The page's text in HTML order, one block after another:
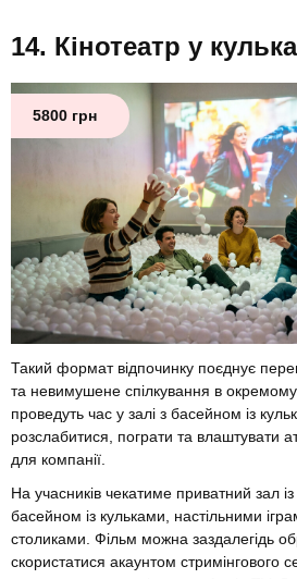
Кінотеатр у
5800 грн
Такий формат відпочинку поєднує
та невимушене спілкування в окремому
проведуть час у залі з басейном із
розслабитися, пограти та влаштувати
для компанії.
На учасників чекатиме приватний зал
басейном із кульками, настільними
столиками. Фільм можна заздалегідь
скористатися акаунтом стримінгового